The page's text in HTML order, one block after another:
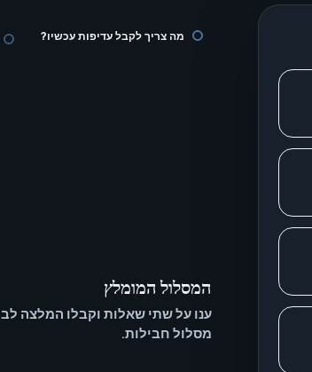
מה צריך לקבל עדיפות עכשיו?
המסלול המומלץ
ענו על שתי שאלות וקבלו המלצה
מסלול חבילות.